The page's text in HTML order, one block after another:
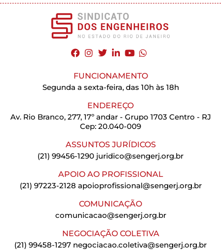
FUNCIONAMENTO
Segunda a sexta-feira, das 10h às 18h
ENDEREÇO
Av. Rio Branco, 277, 17º andar - Grupo 1703 Centro - RJ
Cep: 20.040-009
ASSUNTOS JURÍDICOS
(21) 99456-1290 juridico@sengerj.org.br
APOIO AO PROFISSIONAL
(21) 97223-2128 apoioprofissional@sengerj.org.br
COMUNICAÇÃO
comunicacao@sengerj.org.br
NEGOCIAÇÃO COLETIVA
(21) 99458-1297 negociacao.coletiva@sengerj.org.br